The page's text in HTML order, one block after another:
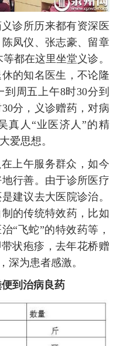
诊所历来都有资深医
凤仪、张志豪、留章
都在这里坐堂义诊。
的知名医生，不论隆
周五上午8时30分到
分，义诊赠药，对病
真人“业医济人”的精
爱思想。
上午服务群众，如今
行善。由于诊所医疗
建议去大医院诊治。
的传统特效药，比如
“飞蛇”的特效药等，
状疱疹，去年花桥赠
深为患者感激。
到治病良药